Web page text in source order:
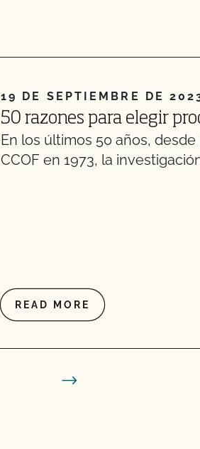
19 DE SEPTIEMBRE DE
50 razones para elegir
En los últimos 50 años,
CCOF en 1973, la
READ MORE